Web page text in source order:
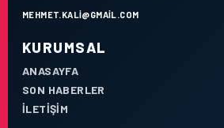
MEHMET.KALI@GMAIL.COM
KURUMSAL
ANASAYFA
SON HABERLER
İLETIŞIM